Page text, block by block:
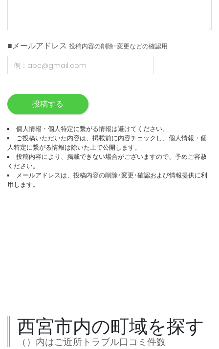
■メールアドレス 投稿内容の削除･変更などの確認用
投稿する
個人情報・個人特定に繋がる情報は避けてください。
ご投稿いただいた内容は、掲載前に内容チェックし、個人情報・個
人特定に繋がる情報は除いた上で公開します。
投稿内容により、掲載できない場合がございますので、予めご容赦
ください。
メールアドレスは、投稿内容の削除･変更･確認および情報提供に利
用します。
西宮市内の町域を探す
（）内はご近所トラブル口コミ件数